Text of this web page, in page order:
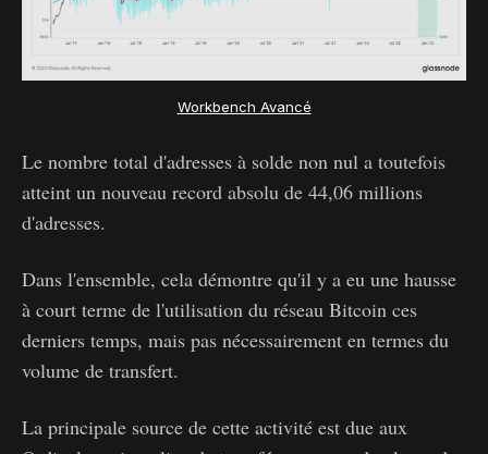
Workbench Avancé
Le nombre total d'adresses à solde non nul a toutefois
atteint un nouveau record absolu de 44,06 millions
d'adresses.
Dans l'ensemble, cela démontre qu'il y a eu une hausse
à court terme de l'utilisation du réseau Bitcoin ces
derniers temps, mais pas nécessairement en termes du
volume de transfert.
La principale source de cette activité est due aux